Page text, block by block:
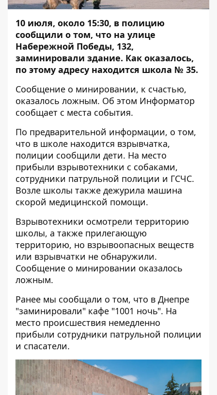
10 июля, около 15:30, в полицию
сообщили о том, что на улице
Набережной Победы, 132,
заминировали здание. Как оказалось,
по этому адресу находится школа № 35.
Сообщение о минировании, к счастью,
оказалось ложным. Об этом Информатор
сообщает с места события.
По предварительной информации, о том,
что в школе находится взрывчатка,
полиции сообщили дети. На место
прибыли взрывотехники с собаками,
сотрудники патрульной полиции и ГСЧС.
Возле школы также дежурила машина
скорой медицинской помощи.
Взрывотехники осмотрели территорию
школы, а также прилегающую
территорию, но взрывоопасных веществ
или взрывчатки не обнаружили.
Сообщение о минировании оказалось
ложным.
Ранее мы сообщали о том, что в Днепре
"заминировали" кафе "1001 ночь". На
место происшествия немедленно
прибыли сотрудники патрульной полиции
и спасатели.